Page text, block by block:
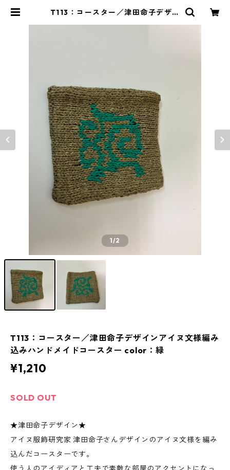
T113：コースター／津田命子デザイ
1/2
T113：コースター／津田命子デザインアイヌ文様編み
込みハンドメイドコースター color：緑
¥1,210
SOLD OUT
★津田命子デザイン★
アイヌ服飾研究家 津田命子さんデザインのアイヌ文様を編み
込んだコースターです。